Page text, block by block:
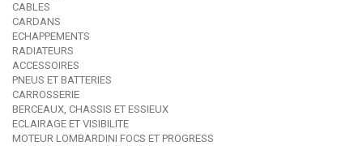
CABLES
CARDANS
ECHAPPEMENTS
RADIATEURS
ACCESSOIRES
PNEUS ET BATTERIES
CARROSSERIE
BERCEAUX, CHASSIS ET ESSIEUX
ECLAIRAGE ET VISIBILITE
MOTEUR LOMBARDINI FOCS ET PROGRESS